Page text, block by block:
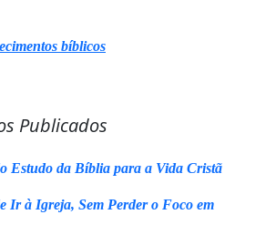
bíblicos
Publicados
Estudo da Bíblia para a Vida Cristã
Ir à Igreja, Sem Perder o Foco em